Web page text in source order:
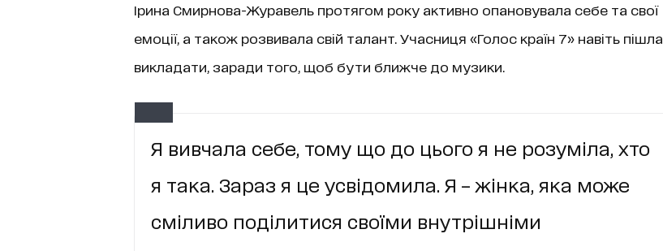
Ірина Смирнова-Журавель протягом року активно опановувала себе та свої
емоції, а також розвивала свій талант. Учасниця «Голос країн 7» навіть пішла
викладати, заради того, щоб бути ближче до музики.
Я вивчала себе, тому що до цього я не розуміла, хто
я така. Зараз я це усвідомила. Я – жінка, яка може
сміливо поділитися своїми внутрішніми